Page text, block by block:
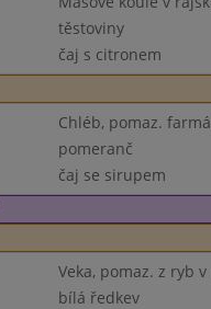
těstoviny
čaj s citronem
Chléb, pomaz.
pomeranč
čaj se sirupem
Veka, pomaz. z ryb
bílá ředkev